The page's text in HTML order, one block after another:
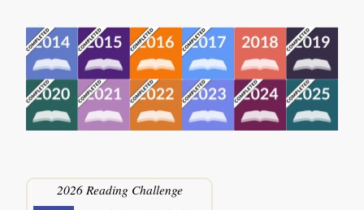
2026 Reading Challenge